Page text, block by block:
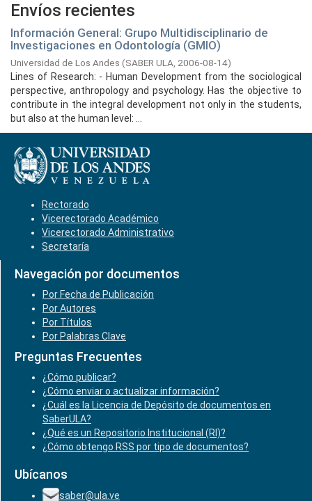
Envíos recientes
Información General: Grupo Multidisciplinario de
Investigaciones en Odontología (GMIO)
Universidad de Los Andes (SABER ULA, 2006-08-14)
Lines of Research: - Human Development from the sociological
perspective, anthropology and psychology. Has the objective to
contribute in the integral development not only in the students,
but also at the human level: ...
Rectorado
Vicerectorado Académico
Vicerectorado Administrativo
Secretaría
Navegación por documentos
Por Fecha de Publicación
Por Autores
Por Títulos
Por Palabras Clave
Preguntas Frecuentes
¿Cómo publicar?
¿Cómo enviar o actualizar información?
¿Cuál es la Licencia de Depósito de documentos en
SaberULA?
¿Qué es un Repositorio Institucional (RI)?
¿Cómo obtengo RSS por tipo de documentos?
Ubícanos
saber@ula.ve